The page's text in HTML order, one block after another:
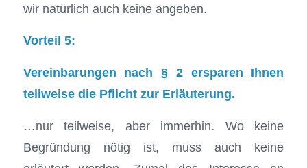
wir natürlich auch keine angeben.
Vorteil 5:
Vereinbarungen nach § 2 ersparen Ihnen
teilweise die Pflicht zur Erläuterung.
…nur teilweise, aber immerhin. Wo keine
Begründung nötig ist, muss auch keine